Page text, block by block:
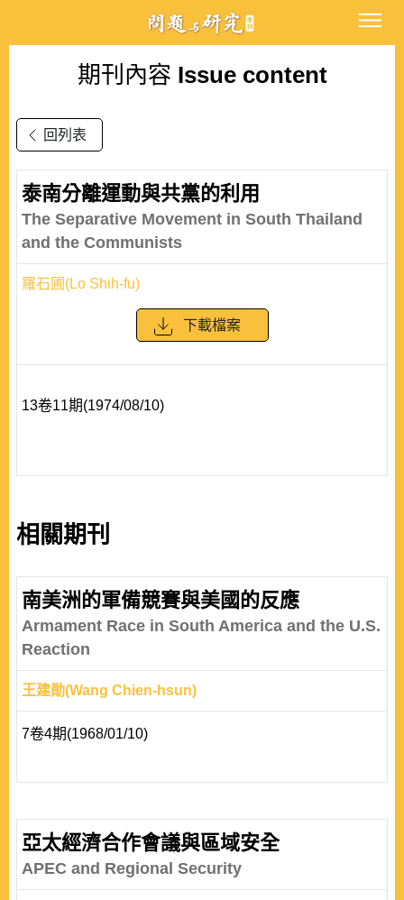
期刊內容 Issue content
回列表
泰南分離運動與共黨的利用
The Separative Movement in South Thailand
and the Communists
羅石圃(Lo Shih-fu)
下載檔案
13卷11期(1974/08/10)
相關期刊
南美洲的軍備競賽與美國的反應
Armament Race in South America and the U.S.
Reaction
王建勛(Wang Chien-hsun)
7卷4期(1968/01/10)
亞太經濟合作會議與區域安全
APEC and Regional Security